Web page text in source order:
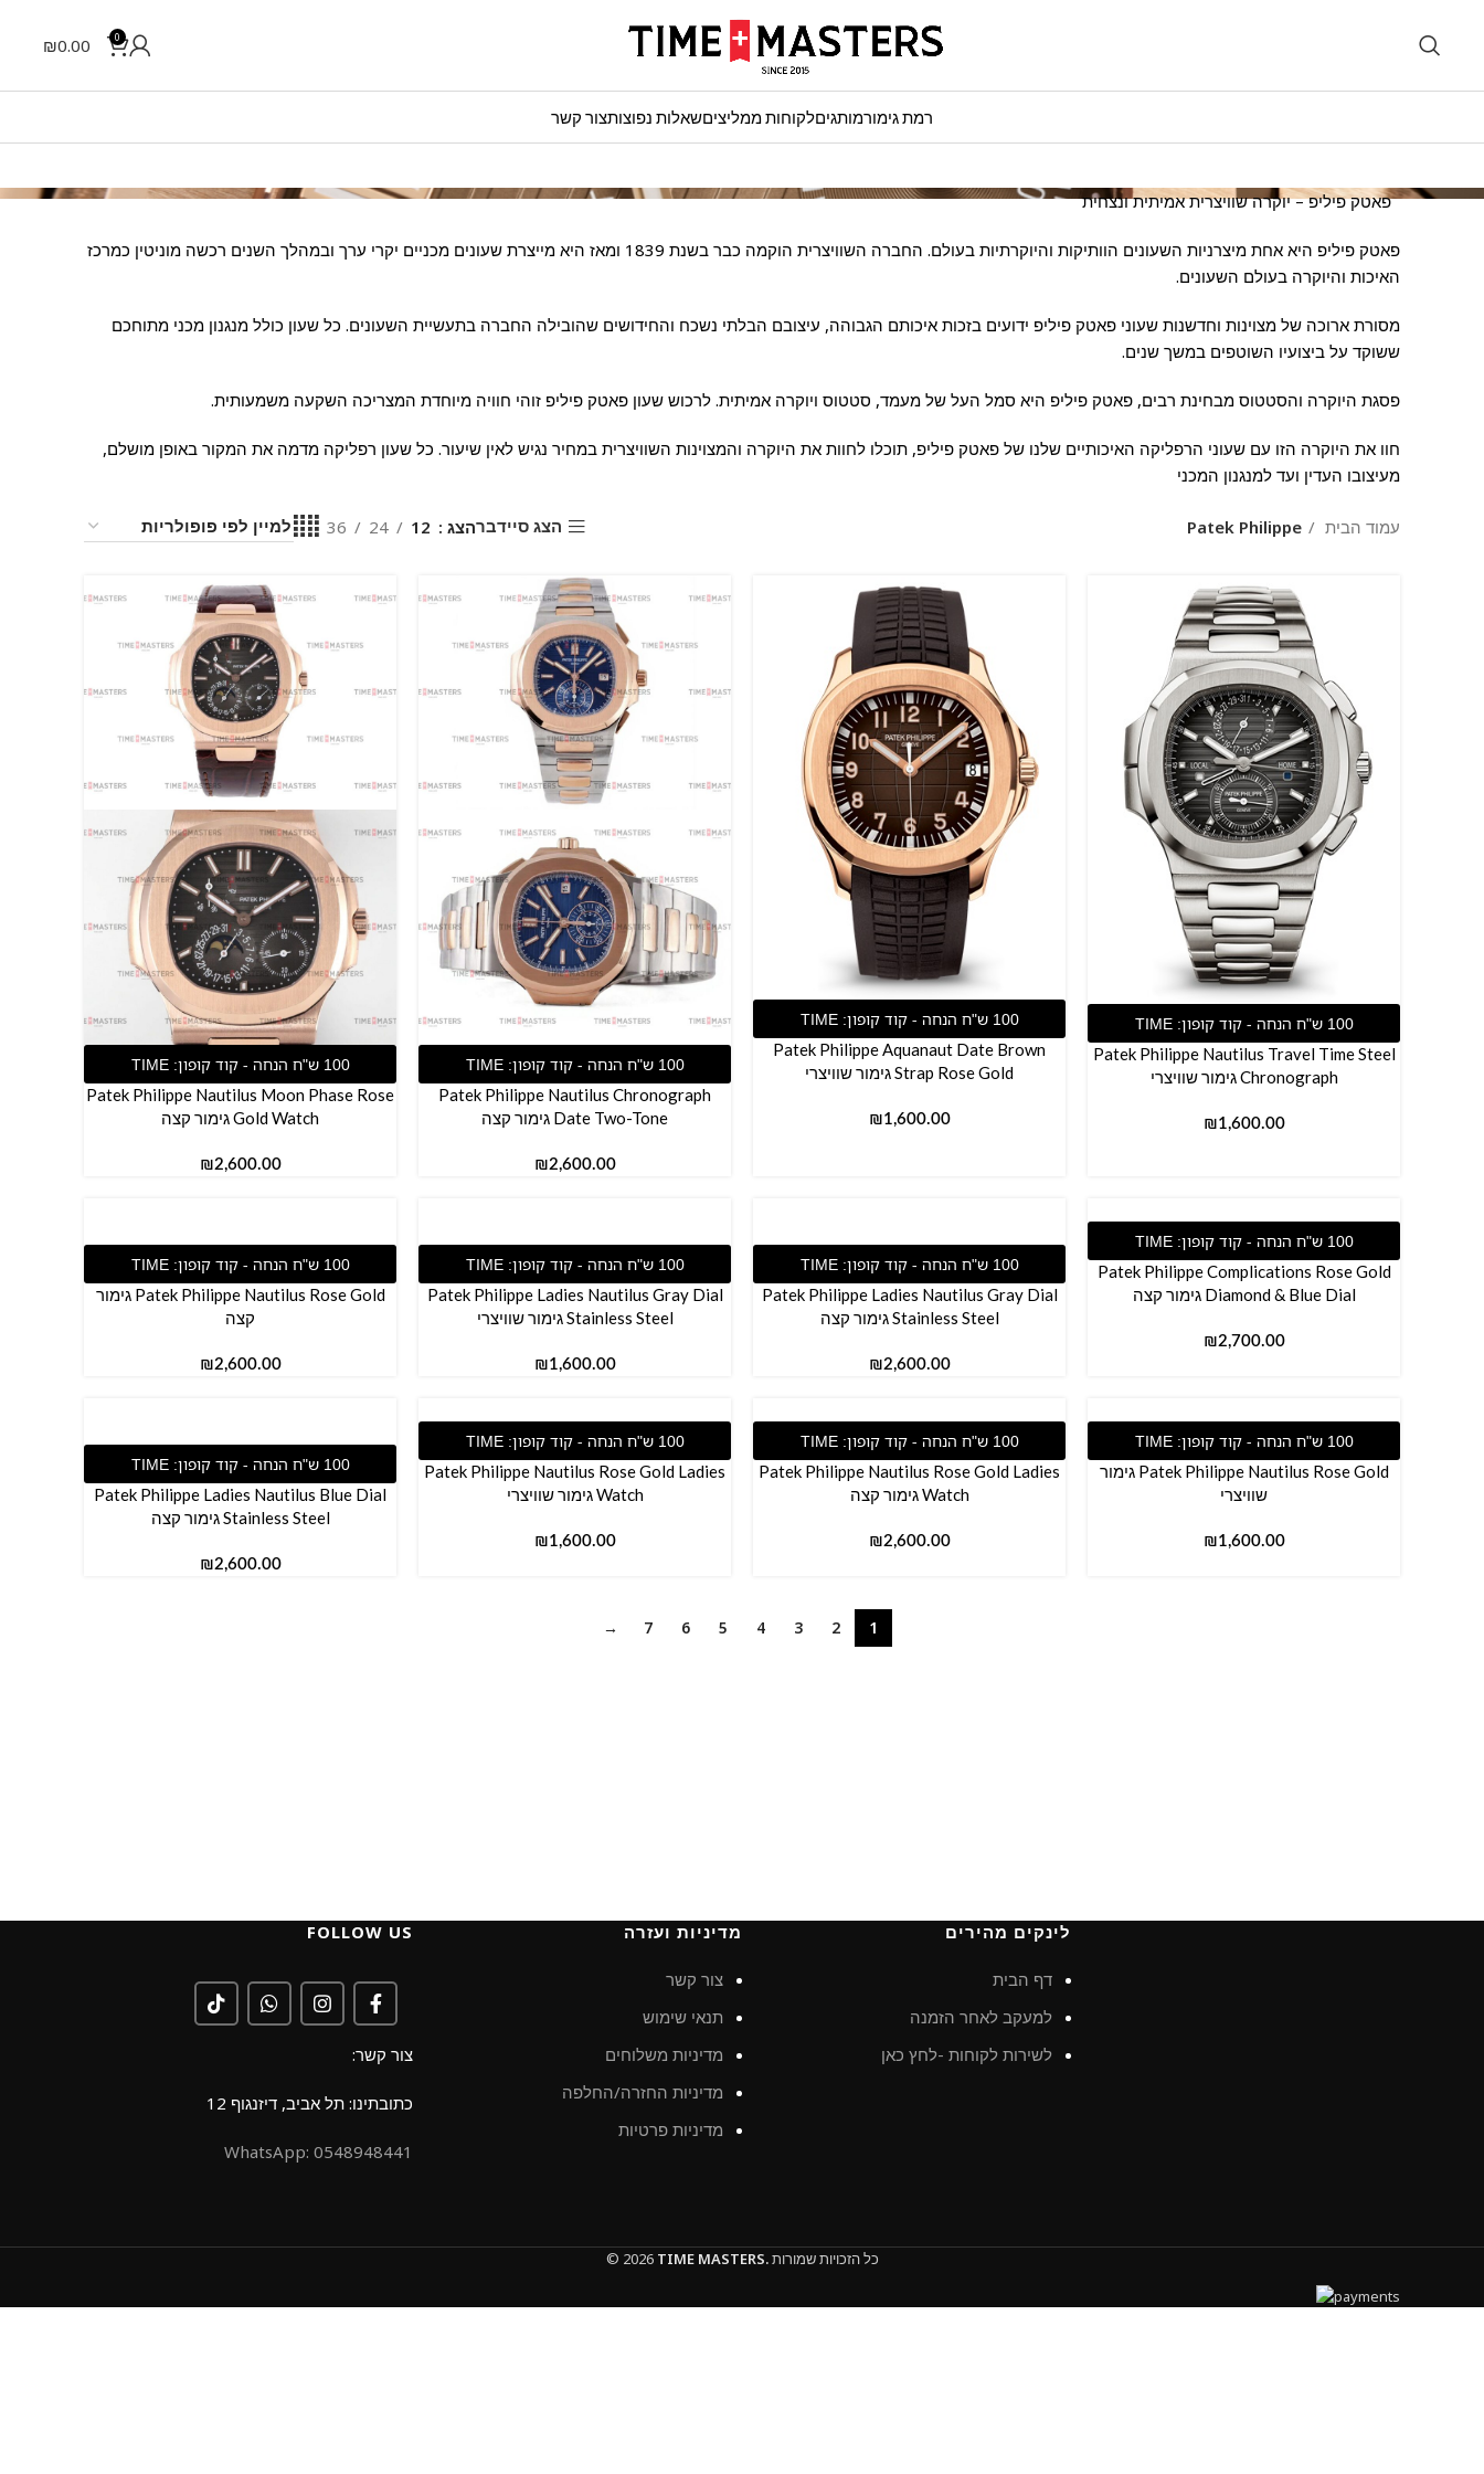
0
₪0.00
רמת גימורמותגיםלקוחות ממליציםשאלות נפוצותצור קשר
פאטק פיליפ – יוקרה שוויצרית אמיתית ונצחית
פאטק פיליפ היא אחת מיצרניות השעונים הוותיקות והיוקרתיות בעולם. החברה השוויצרית הוקמה כבר בשנת 1839 ומאז היא מייצרת שעונים מכניים יקרי ערך ובמהלך השנים רכשה מוניטין כמרכז
האיכות והיוקרה בעולם השעונים.
מסורת ארוכה של מצוינות וחדשנות שעוני פאטק פיליפ ידועים בזכות איכותם הגבוהה, עיצובם הבלתי נשכח והחידושים שהובילה החברה בתעשיית השעונים. כל שעון כולל מנגנון מכני מתוחכם
ששוקד על ביצועיו השוטפים במשך שנים.
פסגת היוקרה והסטטוס מבחינת רבים, פאטק פיליפ היא סמל העל של מעמד, סטטוס ויוקרה אמיתית. לרכוש שעון פאטק פיליפ זוהי חוויה מיוחדת המצריכה השקעה משמעותית.
חוו את היוקרה הזו עם שעוני הרפליקה האיכותיים שלנו של פאטק פיליפ, תוכלו לחוות את היוקרה והמצוינות השוויצרית במחיר נגיש לאין שיעור. כל שעון רפליקה מדמה את המקור באופן מושלם,
מעיצובו העדין ועד למנגנון המכני
עמוד הבית Patek Philippe הצג סיידברהצג 12
24
36
Patek Philippe Nautilus Travel Time Steel
Chronograph גימור שוויצרי
₪
Patek Philippe Aquanaut Date Brown
Strap Rose Gold גימור שוויצרי
₪
Patek Philippe Nautilus Chronograph
Date Two-Tone גימור קצה
₪
Patek Philippe Nautilus Moon Phase Rose
Gold Watch גימור קצה
₪
Patek Philippe Complications Rose Gold
Diamond & Blue Dial גימור קצה
₪
Patek Philippe Ladies Nautilus Gray Dial
Stainless Steel גימור קצה
₪
Patek Philippe Ladies Nautilus Gray Dial
Stainless Steel גימור שוויצרי
₪
Patek Philippe Nautilus Rose Gold גימור
קצה
₪
Patek Philippe Nautilus Rose Gold גימור
שוויצרי
₪
Patek Philippe Nautilus Rose Gold Ladies
Watch גימור קצה
₪
Patek Philippe Nautilus Rose Gold Ladies
Watch גימור שוויצרי
₪
Patek Philippe Ladies Nautilus Blue Dial
Stainless Steel גימור קצה
₪
1
2
3
4
5
6
7
→
לינקים מהירים
דף הבית
למעקב לאחר הזמנה
לשירות לקוחות -לחץ כאן
מדיניות ועזרה
צור קשר
תנאי שימוש
מדיניות משלוחים
מדיניות החזרה/החלפה
מדיניות פרטיות
FOLLOW US
צור קשר:
כתובתינו: תל אביב, דיזנגוף 12
0548948441 :WhatsApp
© 2026 TIME MASTERS.כל הזכויות שמורות